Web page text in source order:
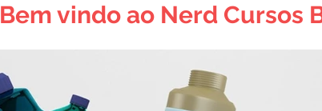
Bem vindo ao Nerd Cursos